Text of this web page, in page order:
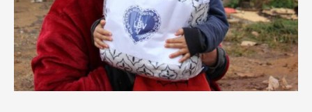
Vinícius Francisco Ramão